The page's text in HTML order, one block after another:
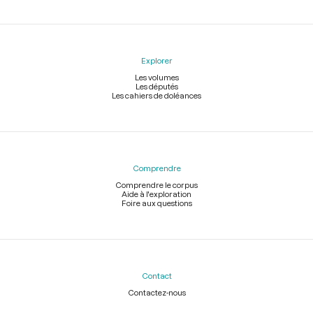
Explorer
Les volumes
Les députés
Les cahiers de doléances
Comprendre
Comprendre le corpus
Aide à l'exploration
Foire aux questions
Contact
Contactez-nous